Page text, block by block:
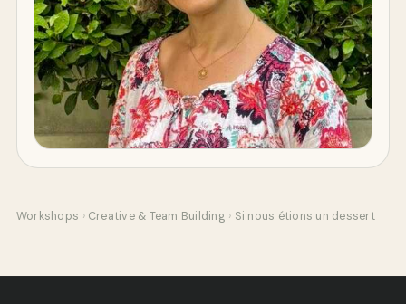
Workshops › Creative & Team Building › Si nous étions un dessert